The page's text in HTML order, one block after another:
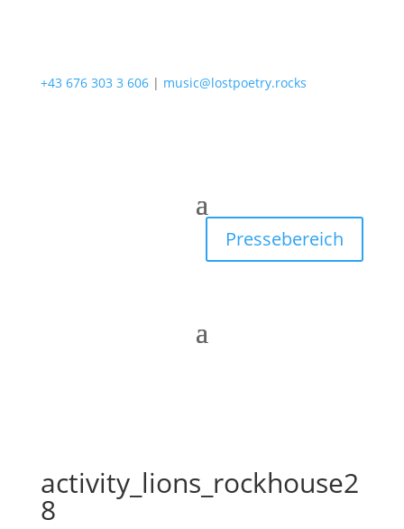
+43 676 303 3 606| music@lostpoetry.rocks
Pressebereich
activity_lions_rockhouse2
8